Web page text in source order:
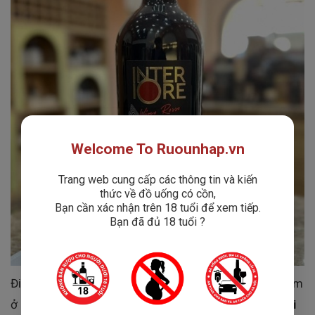
Điểm đặc biệt của Rượu Vang Interiore Vino Rosso nằm
ở chỗ nó được phối trộn từhai giống nho huyền thoại
Welcome To Ruounhap.vn
Trang web cung cấp các thông tin và kiến
thức về đồ uống có cồn,
Bạn cần xác nhận trên 18 tuổi để xem tiếp.
Bạn đã đủ 18 tuổi ?